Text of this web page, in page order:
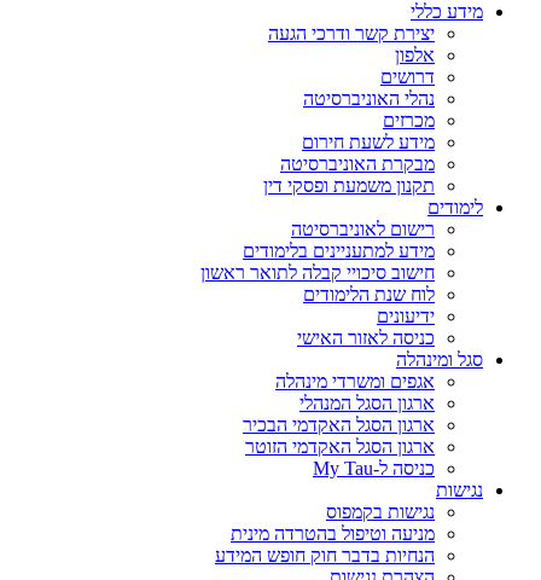
מידע כללי
יצירת קשר ודרכי הגעה
אלפון
דרושים
נהלי האוניברסיטה
מכרזים
מידע לשעת חירום
מבקרת האוניברסיטה
תקנון משמעת ופסקי דין
לימודים
רישום לאוניברסיטה
מידע למתעניינים בלימודים
חישוב סיכויי קבלה לתואר ראשון
לוח שנת הלימודים
ידיעונים
כניסה לאזור האישי
סגל ומינהלה
אגפים ומשרדי מינהלה
ארגון הסגל המנהלי
ארגון הסגל האקדמי הבכיר
ארגון הסגל האקדמי הזוטר
כניסה ל-My Tau
נגישות
נגישות בקמפוס
מניעה וטיפול בהטרדה מינית
הנחיות בדבר חוק חופש המידע